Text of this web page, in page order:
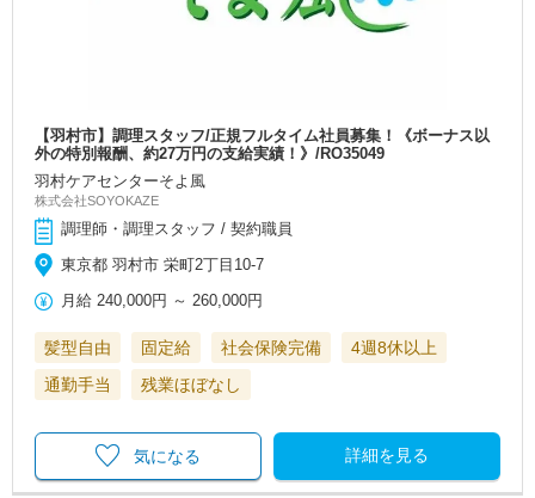
【羽村市】調理スタッフ/正規フルタイム社員募集！《ボーナス以
外の特別報酬、約27万円の支給実績！》/RO35049
羽村ケアセンターそよ風
株式会社SOYOKAZE
調理師・調理スタッフ / 契約職員
東京都 羽村市 栄町2丁目10-7
月給 240,000円 ～ 260,000円
髪型自由 固定給 社会保険完備
4週8休以上
通勤手当
残業ほぼなし
詳細を見る
気になる